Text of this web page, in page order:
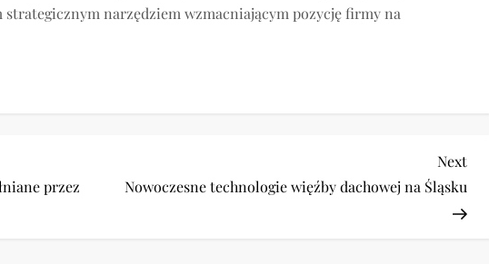
strategicznym narzędziem wzmacniającym pozycję firmy na
przez
Next
Post
Next
Nowoczesne technologie więźby dachowej na Śląsku